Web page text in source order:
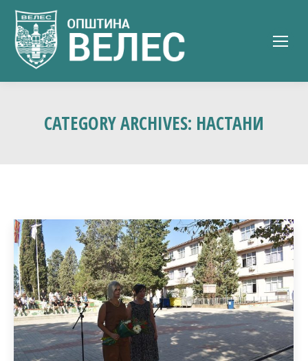
CATEGORY ARCHIVES: НАСТАНИ